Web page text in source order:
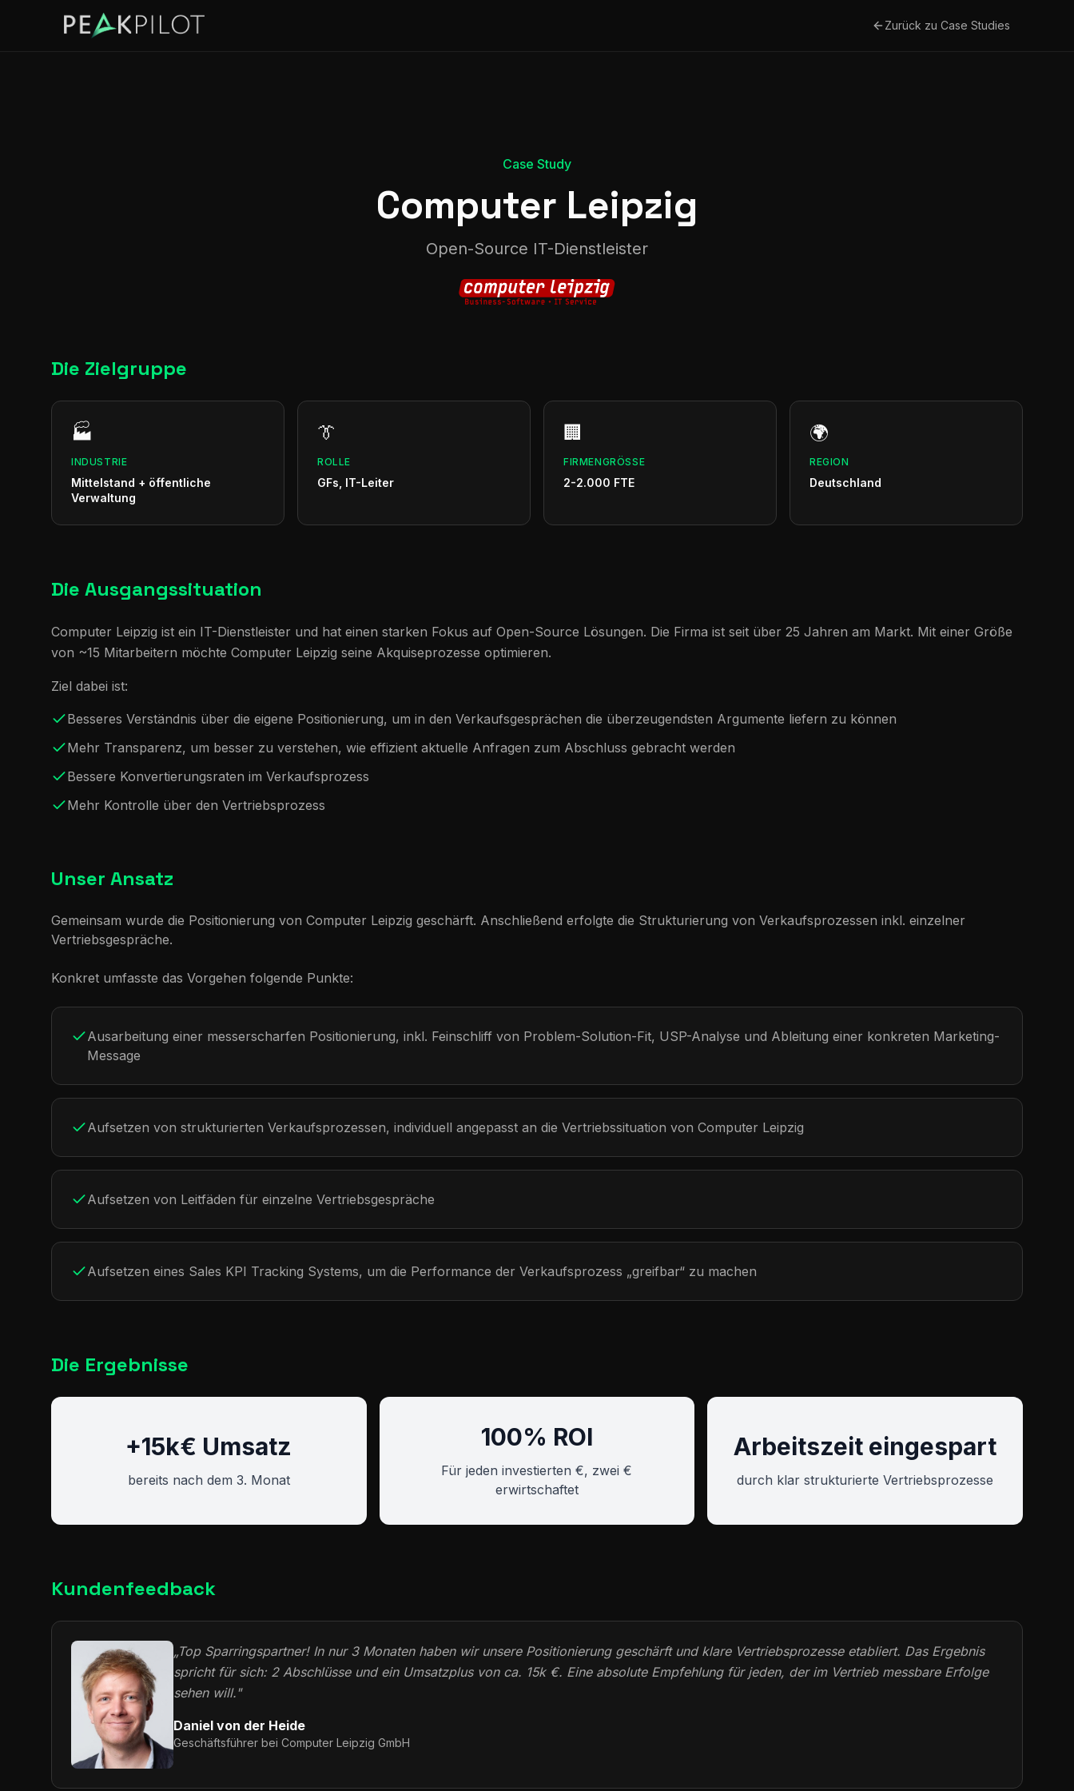
Zurück zu Case Studies
Case Study
Computer Leipzig
Open-Source IT-Dienstleister
Die Zielgruppe
🏭
INDUSTRIE
Mittelstand + öffentliche
Verwaltung
👔
ROLLE
GFs, IT-Leiter
🏢
FIRMENGRÖSSE
2-2.000 FTE
🌍
REGION
Deutschland
Die Ausgangssituation
Computer Leipzig ist ein IT-Dienstleister und hat einen starken Fokus auf Open-Source Lösungen. Die Firma ist seit über 25 Jahren am Markt. Mit einer Größe
von ~15 Mitarbeitern möchte Computer Leipzig seine Akquiseprozesse optimieren.
Ziel dabei ist:
Besseres Verständnis über die eigene Positionierung, um in den Verkaufsgesprächen die überzeugendsten Argumente liefern zu können
Mehr Transparenz, um besser zu verstehen, wie effizient aktuelle Anfragen zum Abschluss gebracht werden
Bessere Konvertierungsraten im Verkaufsprozess
Mehr Kontrolle über den Vertriebsprozess
Unser Ansatz
Gemeinsam wurde die Positionierung von Computer Leipzig geschärft. Anschließend erfolgte die Strukturierung von Verkaufsprozessen inkl. einzelner
Vertriebsgespräche.
Konkret umfasste das Vorgehen folgende Punkte:
Ausarbeitung einer messerscharfen Positionierung, inkl. Feinschliff von Problem-Solution-Fit, USP-Analyse und Ableitung einer konkreten Marketing-
Message
Aufsetzen von strukturierten Verkaufsprozessen, individuell angepasst an die Vertriebssituation von Computer Leipzig
Aufsetzen von Leitfäden für einzelne Vertriebsgespräche
Aufsetzen eines Sales KPI Tracking Systems, um die Performance der Verkaufsprozess „greifbar“ zu machen
Die Ergebnisse
+15k€ Umsatz
bereits nach dem 3. Monat
100% ROI
Für jeden investierten €, zwei €
erwirtschaftet
Arbeitszeit eingespart
durch klar strukturierte Vertriebsprozesse
Kundenfeedback
„Top Sparringspartner! In nur 3 Monaten haben wir unsere Positionierung geschärft und klare Vertriebsprozesse etabliert. Das Ergebnis
spricht für sich: 2 Abschlüsse und ein Umsatzplus von ca. 15k €. Eine absolute Empfehlung für jeden, der im Vertrieb messbare Erfolge
sehen will."
Daniel von der Heide
Geschäftsführer bei Computer Leipzig GmbH